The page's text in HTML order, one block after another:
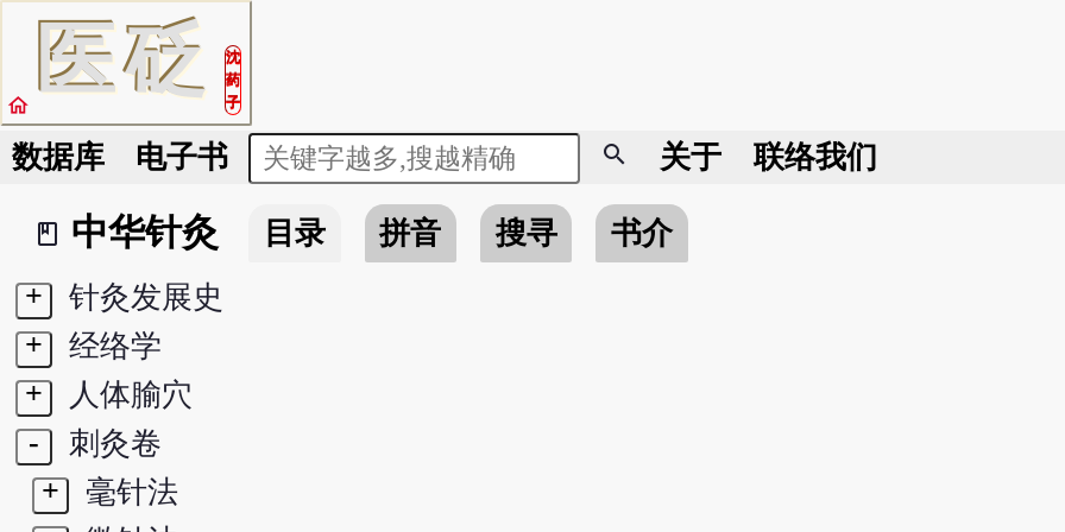
医砭
沈
药
子
home
数据库 电子书 search 关于 联络我们
book_2
中华针灸 目录 拼音 搜寻
书介
+
针灸发展史
+
经络学
+
人体腧穴
-
刺灸卷
+
毫针法